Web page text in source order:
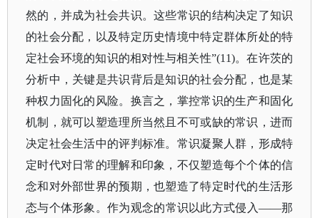
然的，并成为社会共识。这些常识的结构决定了知识
的社会分配，以及特定历史情境中特定群体所处的特
定社会环境的知识的相对性与相关性”(11)。在许茨的
分析中，关键是共识背后是知识的社会分配，也是某
种权力固化的风险。换言之，掌控常识的生产和固化
机制，就可以塑造理所当然且不可或缺的常识，进而
决定社会生活中的评判标准。常识凝聚人群，形成特
定时代对日常的理解和印象，不仅塑造每个个体的信
念和对外部世界的预期，也塑造了特定时代的生活形
态与个体形象。作为观念的常识以此方式侵入——那